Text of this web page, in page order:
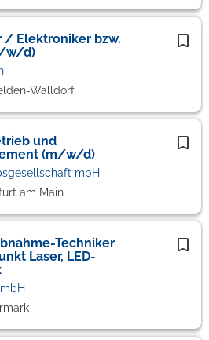
/ Elektroniker bzw.
w/d)
Walldorf
und
(m/w/d)
mbH
am Main
Techniker
Laser, LED-